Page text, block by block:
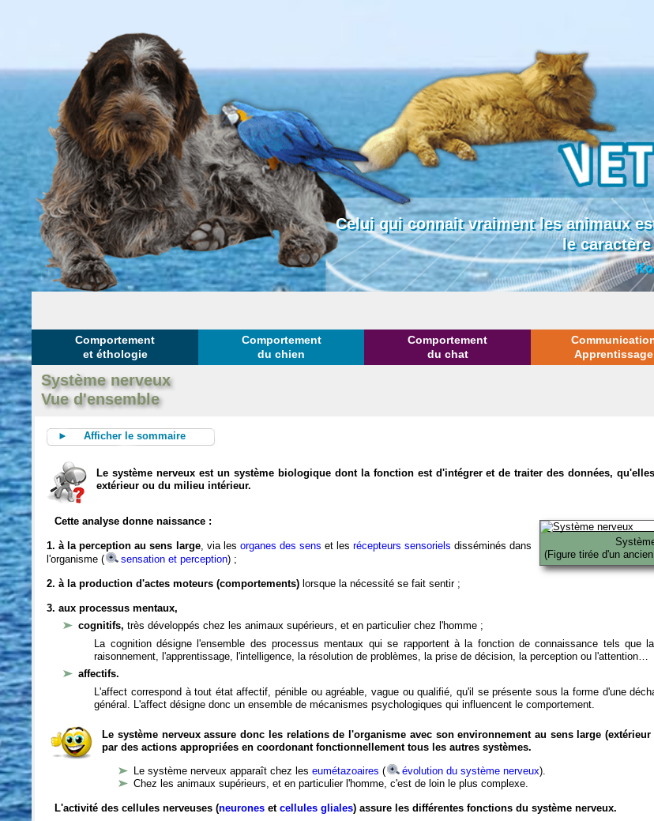
Celui qui connait vraiment les animaux
le
Comportement
et éthologie
Comportement
du chien
Comportement
du chat
Apprentissage
Système nerveux
Vue d'ensemble
► Afficher le sommaire
Le système nerveux est un système biologique dont la fonction est d'intégrer et de traiter des données,
extérieur ou du milieu intérieur.
(Figure tirée d'un
Cette analyse donne naissance :
1. à la perception au sens large, via les organes des sens et les récepteurs sensoriels disséminés dans
l'organisme (
sensation et perception) ;
2. à la production d'actes moteurs (comportements) lorsque la nécessité se fait sentir ;
3. aux processus mentaux,
cognitifs,très développés chez les animaux supérieurs, et en particulier chez l'homme ;
La cognition désigne l'ensemble des processus mentaux qui se rapportent à la fonction de connaissance tels que
raisonnement, l'apprentissage, l'intelligence, la résolution de problèmes, la prise de décision, la perception ou l'attention…
affectifs.
L'affect correspond à tout état affectif, pénible ou agréable, vague ou qualifié, qu'il se présente sous la forme d'une
général. L'affect désigne donc un ensemble de mécanismes psychologiques qui influencent le comportement.
Le système nerveux assure donc les relations de l'organisme avec son environnement au sens large
par des actions appropriées en coordonant fonctionnellement tous les autres systèmes.
Le système nerveux apparaît chez leseumétazoaires ( évolution du système nerveux).
Chez les animaux supérieurs, et en particulier l'homme, c'est de loin le plus complexe.
L'activité des cellules nerveuses (neurones etcellules gliales) assure les différentes fonctions du système nerveux.